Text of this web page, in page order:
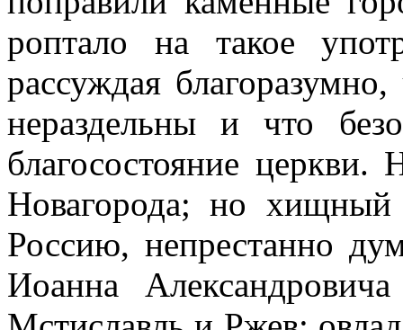
роптало на такое
рассуждая
нераздельны и что
благосостояние
Новагорода; но
Россию, непрестанно
Иоанна